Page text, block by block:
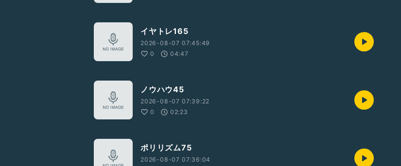
イヤトレ165
2026-08-07 07:45:49
0
04:47
ノウハウ45
2026-08-07 07:39:22
0
02:23
ポリリズム75
2026-08-07 07:36:04